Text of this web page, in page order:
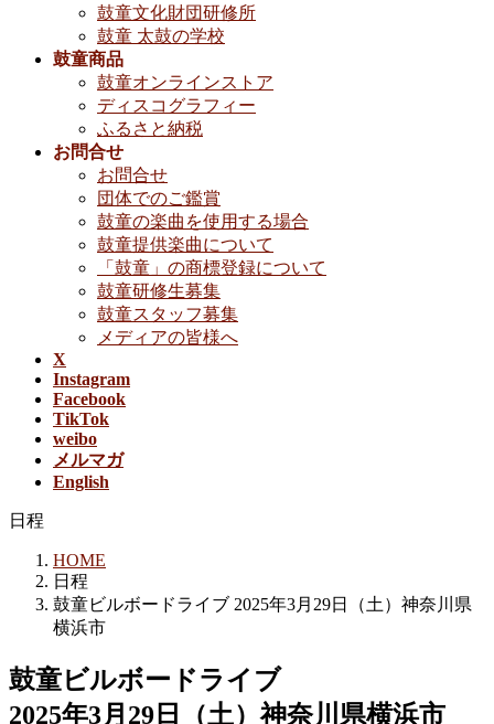
鼓童文化財団研修所
鼓童 太鼓の学校
鼓童商品
鼓童オンラインストア
ディスコグラフィー
ふるさと納税
お問合せ
お問合せ
団体でのご鑑賞
鼓童の楽曲を使用する場合
鼓童提供楽曲について
「鼓童」の商標登録について
鼓童研修生募集
鼓童スタッフ募集
メディアの皆様へ
X
Instagram
Facebook
TikTok
weibo
メルマガ
English
日程
HOME
日程
鼓童ビルボードライブ 2025年3月29日（土）神奈川県
横浜市
鼓童ビルボードライブ
2025年3月29日（土）神奈川県横浜市